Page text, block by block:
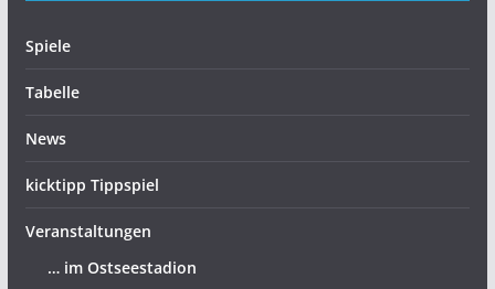
Spiele
Tabelle
News
kicktipp Tippspiel
Veranstaltungen
… im Ostseestadion